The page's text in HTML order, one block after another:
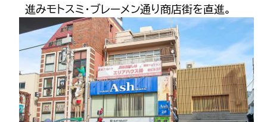
進みモトスミ・ブレーメン通り商店街を直進。